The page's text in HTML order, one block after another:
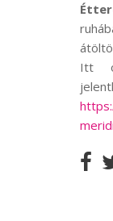
Itt